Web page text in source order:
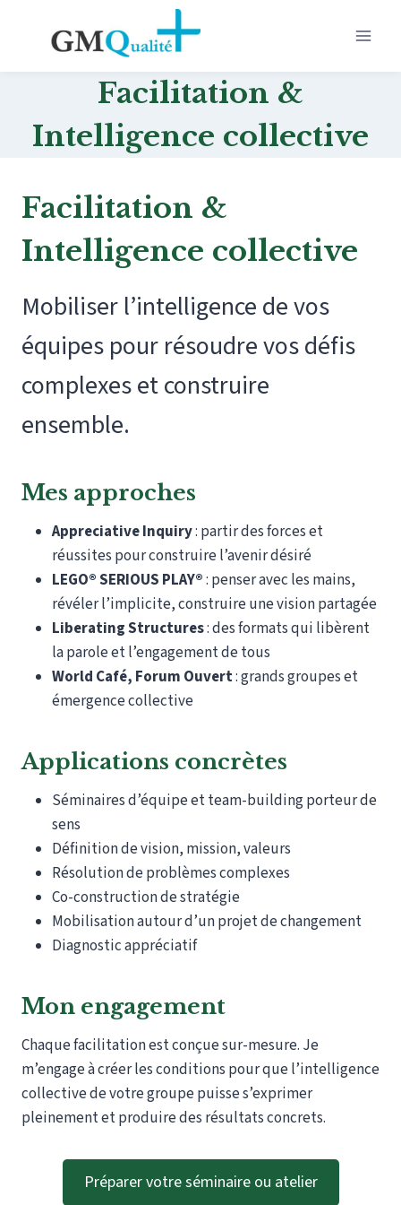
Facilitation &
Intelligence collective
Facilitation &
Intelligence collective
Mobiliser l’intelligence de vos
équipes pour résoudre vos défis
complexes et construire
ensemble.
Mes approches
Appreciative Inquiry: partir des forces et
réussites pour construire l’avenir désiré
LEGO® SERIOUS PLAY®: penser avec les mains,
révéler l’implicite, construire une vision partagée
Liberating Structures: des formats qui libèrent
la parole et l’engagement de tous
World Café, Forum Ouvert: grands groupes et
émergence collective
Applications concrètes
Séminaires d’équipe et team-building porteur de
sens
Définition de vision, mission, valeurs
Résolution de problèmes complexes
Co-construction de stratégie
Mobilisation autour d’un projet de changement
Diagnostic appréciatif
Mon engagement
Chaque facilitation est conçue sur-mesure. Je
m’engage à créer les conditions pour que l’intelligence
collective de votre groupe puisse s’exprimer
pleinement et produire des résultats concrets.
Préparer votre séminaire ou atelier